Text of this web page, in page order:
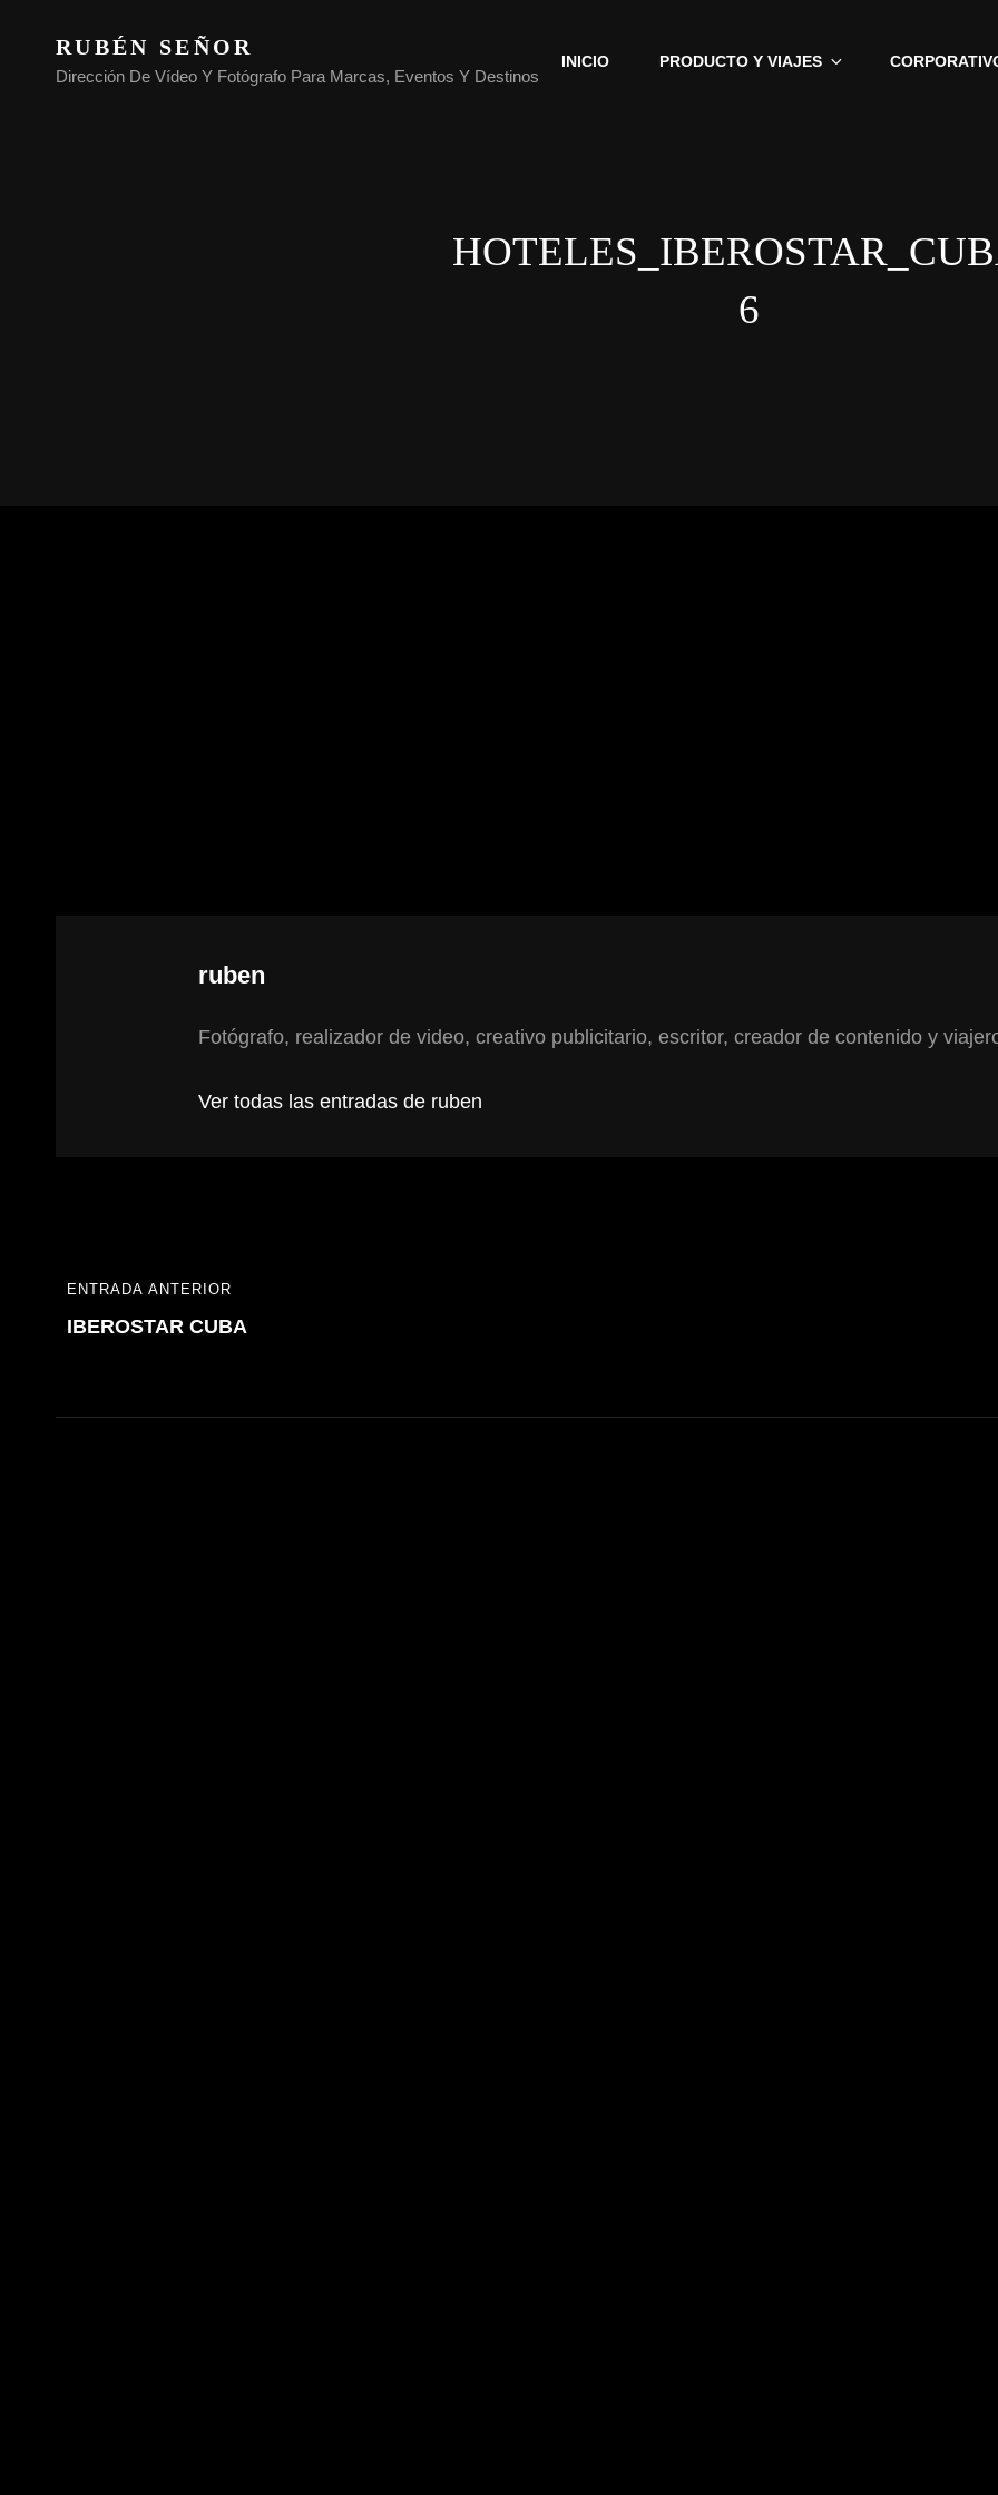
RUBÉN SEÑOR
Dirección De Vídeo Y Fotógrafo Para Marcas, Eventos Y Destinos
INICIO PRODUCTO Y VIAJES
6
Autor:
ruben
Fotógrafo, realizador de video, creativo publicitario, escritor, creador de contenido y
Ver todas las entradas de ruben
Navegación
de
ENTRADA
ANTERIOR
ENTRADA ANTERIOR
IBEROSTAR CUBA